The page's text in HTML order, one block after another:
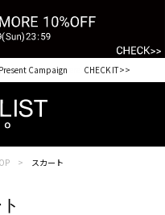
Present Campaign CHECK IT>>
スカート